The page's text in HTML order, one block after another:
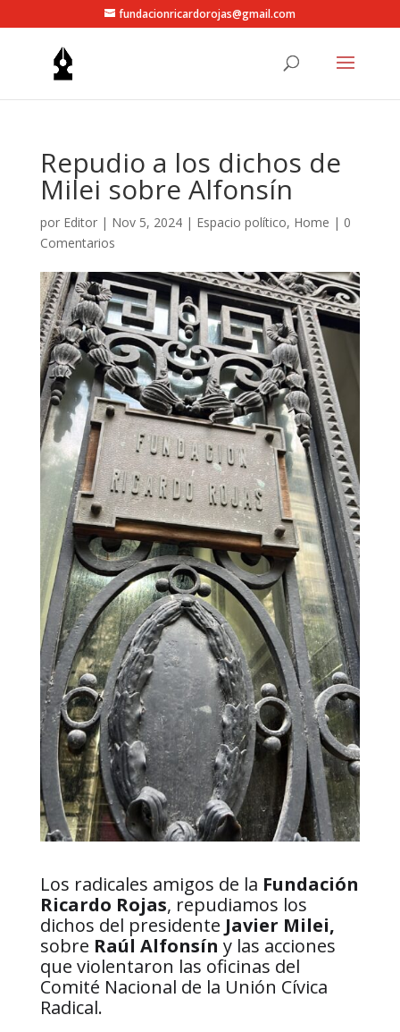
fundacionricardorojas@gmail.com
Repudio a los dichos de
Milei sobre Alfonsín
por Editor| Nov 5, 2024| Espacio político, Home | 0
Comentarios
Los radicales amigos de la Fundación
Ricardo Rojas, repudiamos los
dichos del presidente Javier Milei,
sobre Raúl Alfonsín y las acciones
que violentaron las oficinas del
Comité Nacional de la Unión Cívica
Radical.